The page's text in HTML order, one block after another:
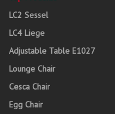
LC2 Sessel
LC4 Liege
Adjustable Table E1027
Lounge Chair
Cesca Chair
Egg Chair